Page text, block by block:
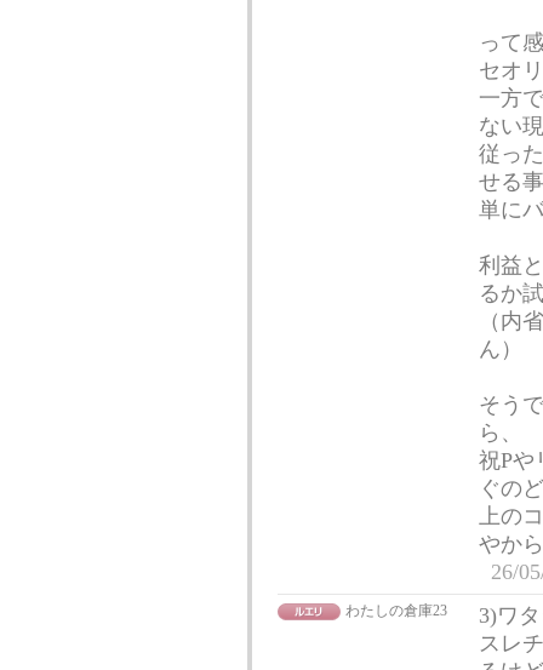
って
セオ
一方
ない
従っ
せる
単に
利益
るか
（内
ん）
そう
ら、
祝Pや
ぐの
上の
やか
26/
わたしの倉庫23
3)ワ
スレ